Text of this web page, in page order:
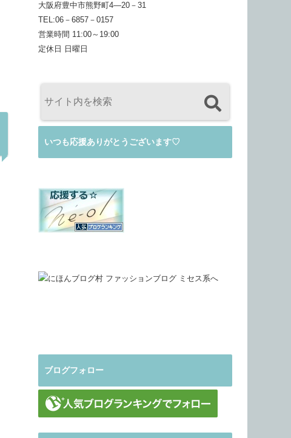
大阪府豊中市熊野町4―20－31
TEL:06－6857－0157
営業時間 11:00～19:00
定休日 日曜日
いつも応援ありがとうございます♡
ブログフォロー